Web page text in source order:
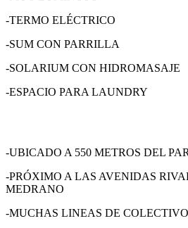
-TERMO ELÉCTRICO
-SUM CON PARRILLA
-SOLARIUM CON HIDROMASAJE
-ESPACIO PARA LAUNDRY
-UBICADO A 550 METROS DEL
-PRÓXIMO A LAS AVENIDAS
MEDRANO
-MUCHAS LINEAS DE